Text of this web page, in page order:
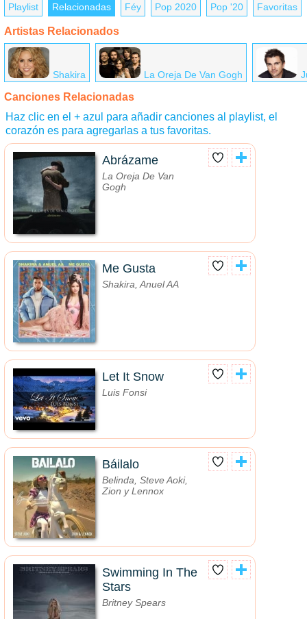
Playlist Relacionadas Féy Pop 2020 Pop '20 Favoritas
Artistas Relacionados
Shakira La Oreja De Van Gogh
Canciones Relacionadas
Haz clic en el + azul para añadir canciones al playlist, el
corazón es para agregarlas a tus favoritas.
Abrázame
La Oreja De Van
Gogh
Me Gusta
Shakira, Anuel AA
Let It Snow
Luis Fonsi
Báilalo
Belinda, Steve Aoki,
Zion y Lennox
Swimming In The
Stars
Britney Spears